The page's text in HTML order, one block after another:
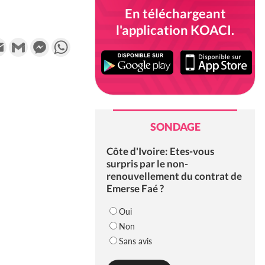
Email Gmail Messenger
En téléchargeant
l'application KOACI.
SONDAGE
Côte d'Ivoire: Etes-vous
surpris par le non-
renouvellement du contrat de
Emerse Faé ?
Oui
Non
Sans avis